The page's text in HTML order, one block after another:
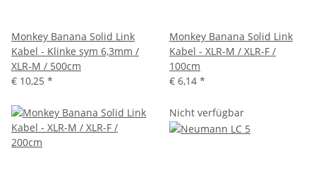
Monkey Banana Solid Link
Kabel - Klinke sym 6,3mm /
XLR-M / 500cm
€ 10,25 *
Monkey Banana Solid Link
Kabel - XLR-M / XLR-F /
100cm
€ 6,14 *
Nicht verfügbar